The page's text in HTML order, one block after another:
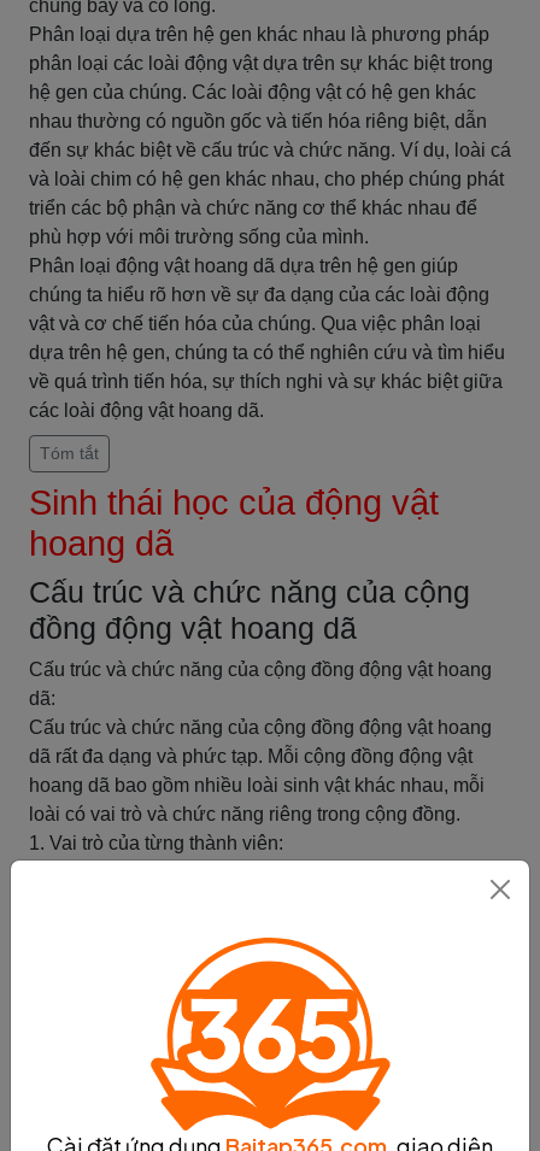
chúng bay và có lông.
Phân loại dựa trên hệ gen khác nhau là phương pháp
phân loại các loài động vật dựa trên sự khác biệt trong
hệ gen của chúng. Các loài động vật có hệ gen khác
nhau thường có nguồn gốc và tiến hóa riêng biệt, dẫn
đến sự khác biệt về cấu trúc và chức năng. Ví dụ, loài cá
và loài chim có hệ gen khác nhau, cho phép chúng phát
triển các bộ phận và chức năng cơ thể khác nhau để
phù hợp với môi trường sống của mình.
Phân loại động vật hoang dã dựa trên hệ gen giúp
chúng ta hiểu rõ hơn về sự đa dạng của các loài động
vật và cơ chế tiến hóa của chúng. Qua việc phân loại
dựa trên hệ gen, chúng ta có thể nghiên cứu và tìm hiểu
về quá trình tiến hóa, sự thích nghi và sự khác biệt giữa
các loài động vật hoang dã.
Tóm tắt
Sinh thái học của động vật
hoang dã
Cấu trúc và chức năng của cộng
đồng động vật hoang dã
Cấu trúc và chức năng của cộng đồng động vật hoang
dã:
Cấu trúc và chức năng của cộng đồng động vật hoang
dã rất đa dạng và phức tạp. Mỗi cộng đồng động vật
hoang dã bao gồm nhiều loài sinh vật khác nhau, mỗi
loài có vai trò và chức năng riêng trong cộng đồng.
1. Vai trò của từng thành viên:
lớn nhất trong cộng đồng, đóng vai trò lãnh đạo và quản
- Các thành viên chính: Bao gồm các loài chiếm đa số
trong cộng đồng, đóng vai trò quan trọng trong duy trì
cấu trúc và chức năng của cộng đồng.
- Các thành viên phụ: Bao gồm các loài khác, không
chiếm đa số nhưng cũng có vai trò đóng góp trong cộng
đồng, ví dụ như loài cỏ, côn trùng, và các loài cây.
2. Quan hệ giữa các loài: